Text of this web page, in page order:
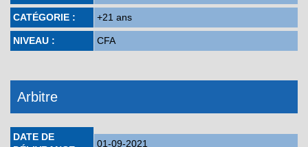
CATÉGORIE : +21 ans
NIVEAU : CFA
Arbitre
DATE DE
01-09-2021